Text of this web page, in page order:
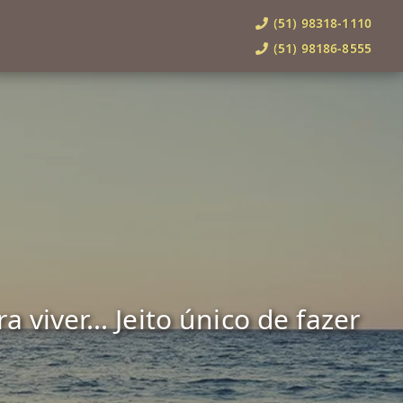
(51) 98318-1110
(51) 98186-8555
viver... Jeito único de fazer